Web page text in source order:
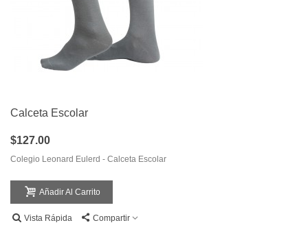
Calceta Escolar
$127.00
Colegio Leonard Eulerd - Calceta Escolar
Añadir Al Carrito
Vista Rápida Compartir